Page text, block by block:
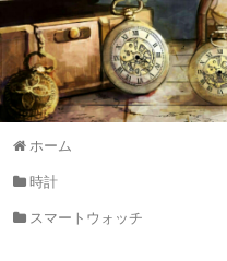
ホーム
時計
スマートウォッチ